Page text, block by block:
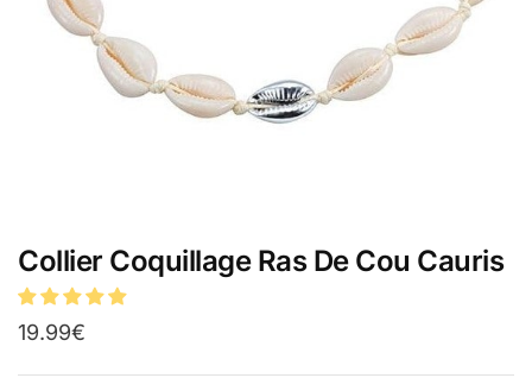
Collier Coquillage Ras De Cou Cauris
19.99€